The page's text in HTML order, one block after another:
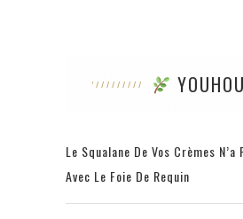
YOUHOU
Le Squalane De Vos Crèmes N’a
Avec Le Foie De Requin